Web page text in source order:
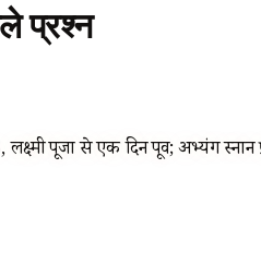
प्रश्न
पूजा से एक दिन पूर्व; अभ्यंग स्नान